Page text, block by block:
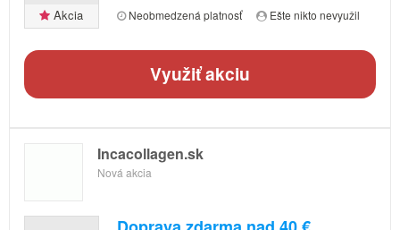
Akcia Neobmedzená platnosť Ešte nikto nevyužil
Využiť akciu
Incacollagen.sk
Nová akcia